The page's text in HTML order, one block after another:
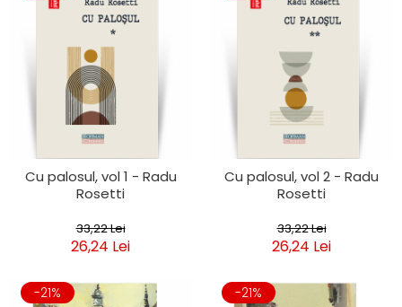
Cu palosul, vol 1 - Radu
Rosetti
33,22 Lei
26,24 Lei
Cu palosul, vol 2 - Radu
Rosetti
33,22 Lei
26,24 Lei
-21% -21%